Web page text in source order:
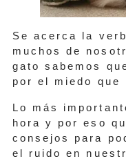
Se acerca la
muchos de
gato sabemos
por el miedo
Lo más
hora y por eso
consejos para
el ruido en